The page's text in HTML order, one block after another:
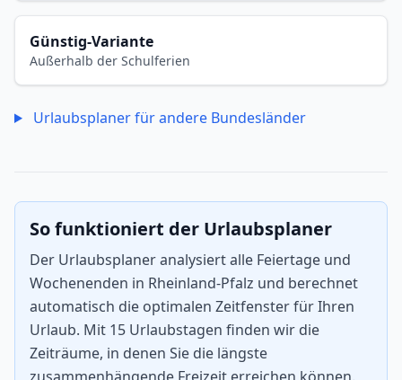
Günstig-Variante
Außerhalb der Schulferien
Urlaubsplaner für andere Bundesländer
So funktioniert der Urlaubsplaner
Der Urlaubsplaner analysiert alle Feiertage und
Wochenenden in Rheinland-Pfalz und berechnet
automatisch die optimalen Zeitfenster für Ihren
Urlaub. Mit 15 Urlaubstagen finden wir die
Zeiträume, in denen Sie die längste